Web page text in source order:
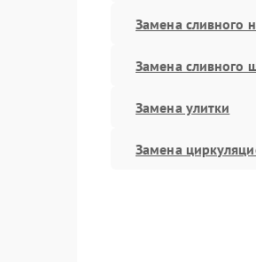
Замена сливного
Замена сливного
Замена улитки
Замена